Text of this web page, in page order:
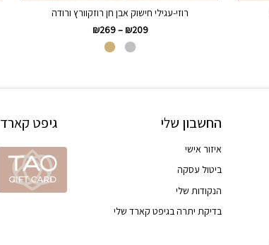
רוזי-עגילי חישוק אבן חן רוזקוורץ ורודה
₪209
–
₪269
החשבון שלי
איזור אישי
ביטול עסקה
הנקודות שלי
בדיקת יתרה בגיפט קארד שלי
גיפט קארד